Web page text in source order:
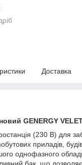
Доставка
GENERGY
(230 В) для
приладів,
однофазного
бак, що